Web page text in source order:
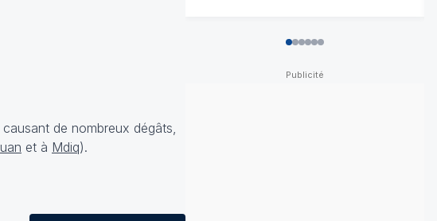
de nombreux dégâts,
et à Mdiq).
012345